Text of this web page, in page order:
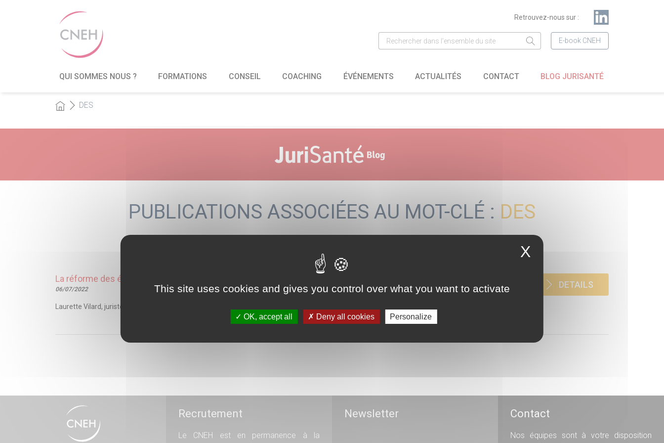
Retrouvez-nous sur :
E-book CNEH
QUI SOMMES NOUS ? FORMATIONS CONSEIL COACHING ÉVÉNEMENTS ACTUALITÉS CONTACT BLOG JURISANTÉ
DES
PUBLICATIONS ASSOCIÉES AU MOT-CLÉ : DES
La réforme des études de médecine : tout comprendre en un schéma synthétique!
06/07/2022
Laurette Vilard, juriste, apprentie du centre de droit JuriSanté du CNEH Les études de médecine...
DETAILS
Recrutement
Le CNEH est en permanence à la
Newsletter Contact
Nos équipes sont à votre disposition
X
This site uses cookies and gives you control over what you want to activate
OK, accept all Deny all cookies Personalize